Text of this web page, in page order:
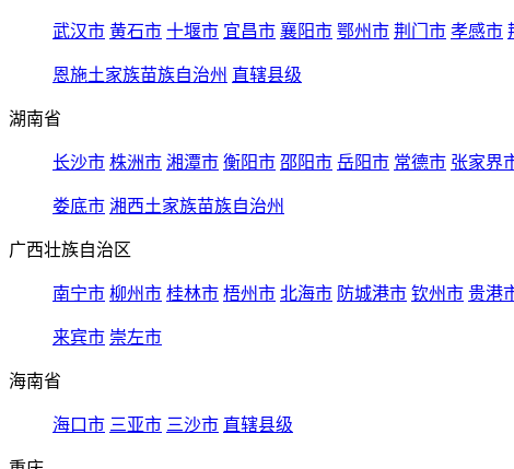
武汉市 黄石市 十堰市 宜昌市 襄阳市 鄂州市 荆门市 孝感市
恩施土家族苗族自治州 直辖县级
湖南省
长沙市 株洲市 湘潭市 衡阳市 邵阳市 岳阳市 常德市 张家界
娄底市 湘西土家族苗族自治州
广西壮族自治区
南宁市 柳州市 桂林市 梧州市 北海市 防城港市 钦州市 贵港
来宾市 崇左市
海南省
海口市 三亚市 三沙市 直辖县级